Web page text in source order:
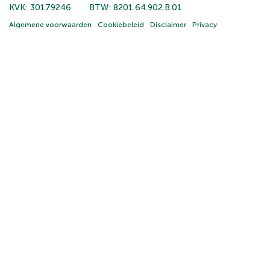
KVK: 30179246
BTW: 8201.64.902.B.01
Algemene voorwaarden Cookiebeleid Disclaimer Privacy